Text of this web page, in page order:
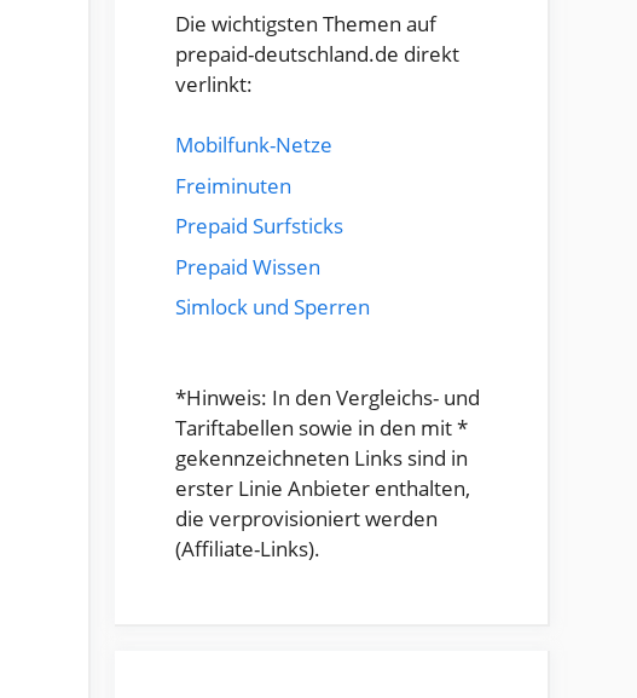
Die wichtigsten Themen auf
prepaid-deutschland.de direkt
verlinkt:
Mobilfunk-Netze
Freiminuten
Prepaid Surfsticks
Prepaid Wissen
Simlock und Sperren
*Hinweis: In den Vergleichs- und
Tariftabellen sowie in den mit *
gekennzeichneten Links sind in
erster Linie Anbieter enthalten,
die verprovisioniert werden
(Affiliate-Links).